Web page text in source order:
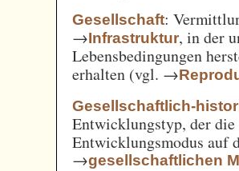
Gesellschaft:
→Infrastruktur, in der
Lebensbedingungen
erhalten (vgl. →
Gesellschaftlich-
Entwicklungstyp, der
Entwicklungsmodus auf
→gesellschaftlichen